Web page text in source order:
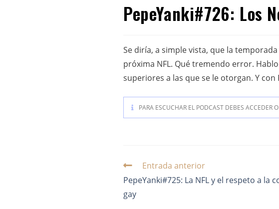
PepeYanki#726: Los
Se diría, a simple vista, que la
próxima NFL. Qué tremendo error.
superiores a las que se le otorgan. Y
PARA ESCUCHAR EL PODCAST DEBES ACCEDER
Entrada anterior
PepeYanki#725: La NFL y el respeto a la
gay